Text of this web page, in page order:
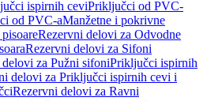
ispirnih ceviPriključci od PVC-
od PVC-aManžetne i pokrivne
Rezervni delovi za Odvodne
Rezervni delovi za Sifoni
za Pužni sifoniPriključci ispirnih
delovi za Priključci ispirnih cevi i
Rezervni delovi za Ravni